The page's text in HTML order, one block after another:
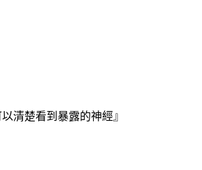
清楚看到暴露的神經』